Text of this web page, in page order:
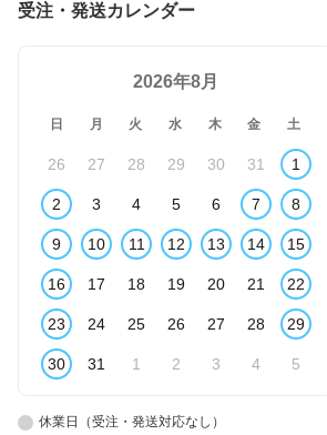
受注・発送カレンダー
2026年8月
日 月 火 水 木 金 土
26 27 28 29 30 31 1
2 3 4 5 6 7 8
9 10 11 12 13 14 15
16 17 18 19 20 21 22
23 24 25 26 27 28 29
30 31 1 2 3 4 5
休業日（受注・発送対応なし）